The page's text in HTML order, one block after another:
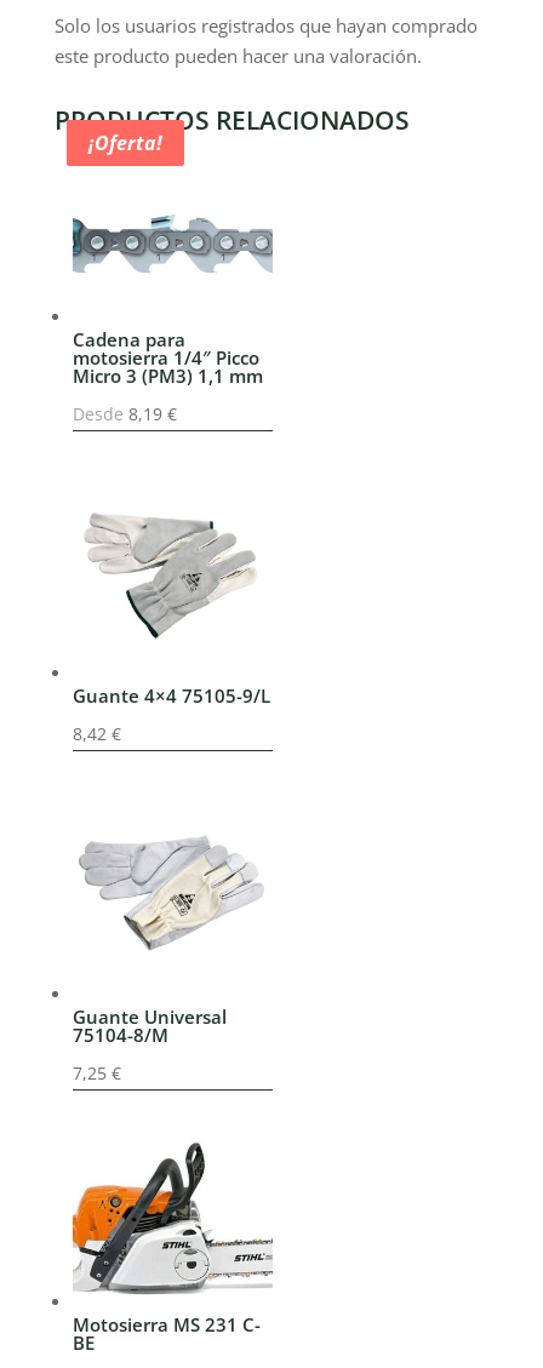
Solo los usuarios registrados que hayan comprado
este producto pueden hacer una valoración.
PRODUCTOS RELACIONADOS
¡Oferta!
Cadena para
motosierra 1/4″ Picco
Micro 3 (PM3) 1,1 mm
Desde 8,19 €
Guante 4×4 75105-9/L
8,42 €
Guante Universal
75104-8/M
7,25 €
¡Oferta!
Motosierra MS 231 C-
BE